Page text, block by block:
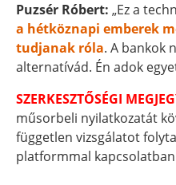
Puzsér Róbert: „Ez a
a hétköznapi emberek
tudjanak róla. A bankok
alternatívád. Én adok
SZERKESZTŐSÉGI
műsorbeli nyilatkozatát
független vizsgálatot
platformmal